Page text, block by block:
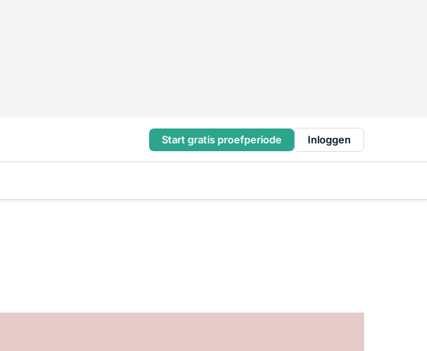
Start gratis proefperiode Inloggen